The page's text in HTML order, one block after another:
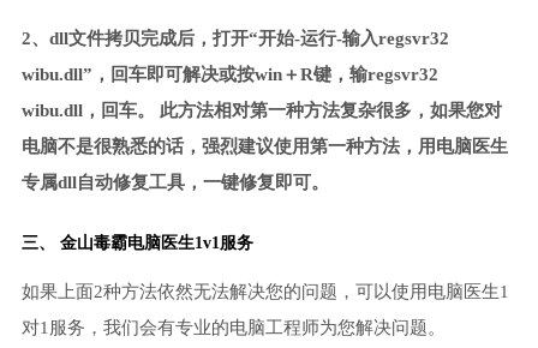
2、dll文件拷贝完成后，打开“开始-运行-输入regsvr32
wibu.dll”，回车即可解决或按win＋R键，输regsvr32
wibu.dll，回车。 此方法相对第一种方法复杂很多，如果您对
电脑不是很熟悉的话，强烈建议使用第一种方法，用电脑医生
专属dll自动修复工具，一键修复即可。
三、 金山毒霸电脑医生1v1服务
如果上面2种方法依然无法解决您的问题，可以使用电脑医生1
对1服务，我们会有专业的电脑工程师为您解决问题。